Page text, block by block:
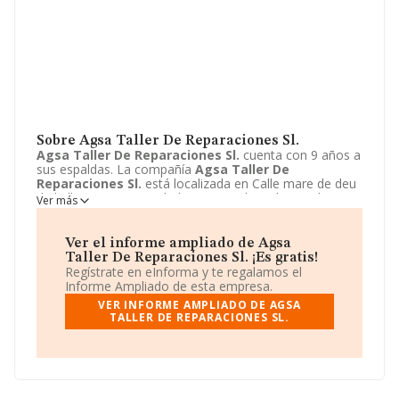
Sobre Agsa Taller De Reparaciones Sl.
Agsa Taller De Reparaciones Sl. cuenta con 9 años a
sus espaldas. La compañía Agsa Taller De
Reparaciones Sl. está localizada en Calle mare de deu
de la llum, 3. Su actividad CNAE se ubica dentro de 9531
- Reparación y mantenimiento de vehículos de motor.
sociedad Sociedad limitada. La compañía tiene una
franja de ventas Menor de 300 mil €.
Ver más
Ver el informe ampliado de Agsa
Taller De Reparaciones Sl. ¡Es gratis!
Regístrate en eInforma y te regalamos el
Informe Ampliado de esta empresa.
VER INFORME AMPLIADO DE AGSA
TALLER DE REPARACIONES SL.